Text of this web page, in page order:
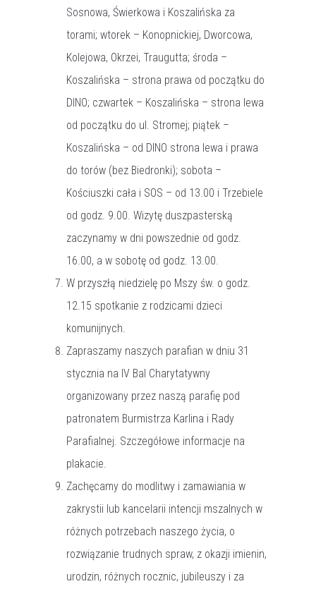
Sosnowa, Świerkowa i Koszalińska za
torami; wtorek – Konopnickiej, Dworcowa,
Kolejowa, Okrzei, Traugutta; środa –
Koszalińska – strona prawa od początku do
DINO; czwartek – Koszalińska – strona lewa
od początku do ul. Stromej; piątek –
Koszalińska – od DINO strona lewa i prawa
do torów (bez Biedronki); sobota –
Kościuszki cała i SOS – od 13.00 i Trzebiele
od godz. 9.00. Wizytę duszpasterską
zaczynamy w dni powszednie od godz.
16.00, a w sobotę od godz. 13.00.
W przyszłą niedzielę po Mszy św. o godz.
12.15 spotkanie z rodzicami dzieci
komunijnych.
Zapraszamy naszych parafian w dniu 31
stycznia na IV Bal Charytatywny
organizowany przez naszą parafię pod
patronatem Burmistrza Karlina i Rady
Parafialnej. Szczegółowe informacje na
plakacie.
Zachęcamy do modlitwy i zamawiania w
zakrystii lub kancelarii intencji mszalnych w
różnych potrzebach naszego życia, o
rozwiązanie trudnych spraw, z okazji imienin,
urodzin, różnych rocznic, jubileuszy i za